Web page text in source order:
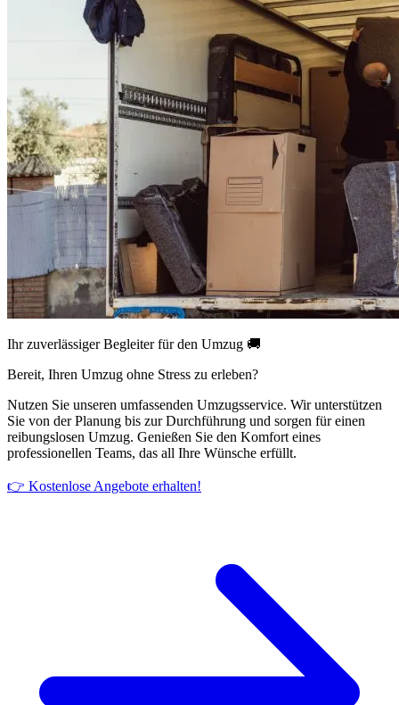
Ihr zuverlässiger Begleiter für den Umzug 🚚
Bereit, Ihren Umzug ohne Stress zu erleben?
Nutzen Sie unseren umfassenden Umzugsservice. Wir unterstützen
Sie von der Planung bis zur Durchführung und sorgen für einen
reibungslosen Umzug. Genießen Sie den Komfort eines
professionellen Teams, das all Ihre Wünsche erfüllt.
👉 Kostenlose Angebote erhalten!